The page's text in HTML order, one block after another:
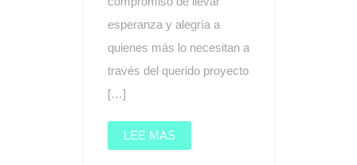
esperanza y alegría a
quienes más lo necesitan a
través del querido proyecto
[…]
LEE MAS